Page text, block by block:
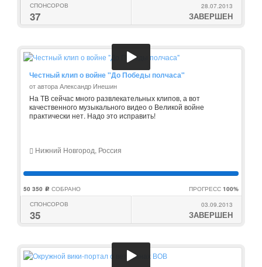
СПОНСОРОВ
37
28.07.2013
ЗАВЕРШЕН
Честный клип о войне "До Победы полчаса"
от автора Александр Инешин
На ТВ сейчас много развлекательных клипов, а вот
качественного музыкального видео о Великой войне
практически нет. Надо это исправить!
Нижний Новгород, Россия
50 350 c СОБРАНО ПРОГРЕСС 100%
СПОНСОРОВ
35
03.09.2013
ЗАВЕРШЕН